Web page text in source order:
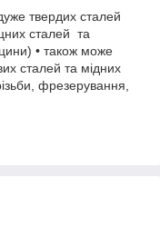
твердих сталей
сталей та
• також може
сталей та мідних
фрезерування,